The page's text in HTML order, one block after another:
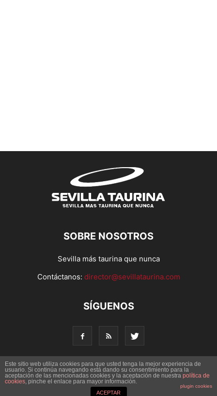
SOBRE NOSOTROS
Sevilla más taurina que nunca
Contáctanos: director@sevillataurina.com
SÍGUENOS
© Copyright 2016 - Sevilla Taurina. Todos los derechos
reservados | Desarrollado por
Este sitio web utiliza cookies para que usted tenga la mejor experiencia de
usuario. Si continúa navegando está dando su consentimiento para la
aceptación de las mencionadas cookies y la aceptación de nuestra política de
cookies, pinche el enlace para mayor información.
plugin cookies
ACEPTAR